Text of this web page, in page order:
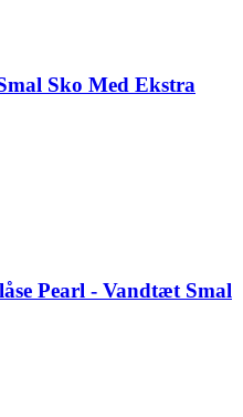
Sko Med Ekstra
Pearl - Vandtæt Smal